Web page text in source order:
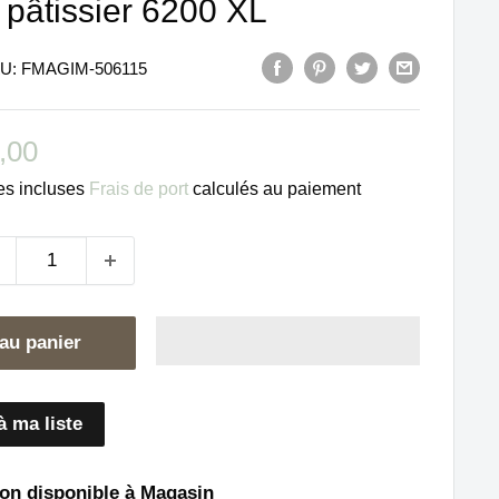
6200 XL
FMAGIM-506115
incluses Frais de port calculés au paiement
panier
ma liste
disponible à Magasin